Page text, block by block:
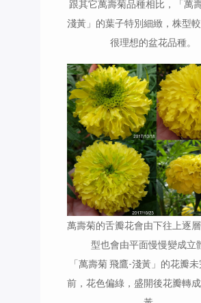
跟其它萬壽菊品種相比，「萬
淺黃」的葉子特別細緻，株型
很理想的盆花品種。
萬壽菊的舌瓣花會由下往上逐
型也會由平面慢慢變成立
「萬壽菊 飛鷹-淺黃」的花瓣
前，花色偏綠，盛開後花瓣轉